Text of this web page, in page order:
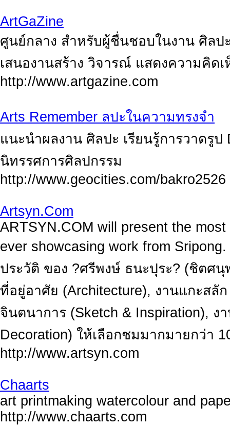
ArtGaZine
ศูนย์กลาง สำหรับผู้ชื่นชอบในงาน ศิล
เสนองานสร้าง วิจารณ์ แสดงความคิด
http://www.artgazine.com
Arts Remember ลปะในความทรงจำ
แนะนำผลงาน ศิลปะ เรียนรู้การวาดรูป
นิทรรศการศิลปกรรม
http://www.geocities.com/bakro2526
Artsyn.Com
ARTSYN.COM will present the
ever showcasing work from
ประวัติ ของ ?ศรีพงษ์ ธนะปุระ? (ชิตศ
ที่อยู่อาศัย (Architecture), งานแกะสลั
จินตนาการ (Sketch & Inspiration),
Decoration) ให้เลือกชมมากมายกว่า
http://www.artsyn.com
Chaarts
art printmaking watercolour and
http://www.chaarts.com